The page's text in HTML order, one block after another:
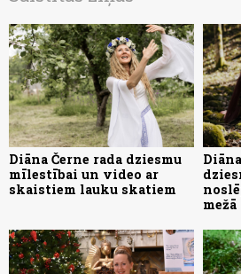
Diāna Černe rada dziesmu
mīlestībai un video ar
skaistiem lauku skatiem
mežā